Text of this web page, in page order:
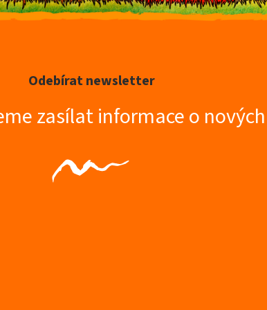
Odebírat newsletter
zasílat informace o